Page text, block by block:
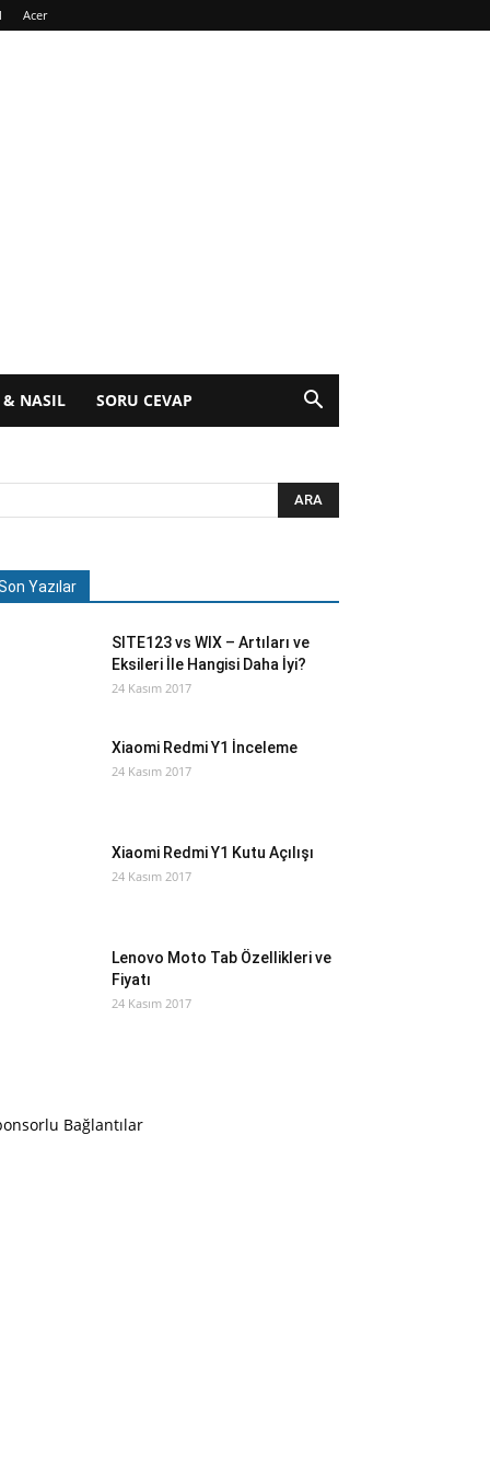
Acer
& NASIL SORU CEVAP
Yazılar
SITE123 vs WIX – Artıları ve
Eksileri İle Hangisi Daha İyi?
24 Kasım 2017
Xiaomi Redmi Y1 İnceleme
24 Kasım 2017
Xiaomi Redmi Y1 Kutu Açılışı
24 Kasım 2017
Lenovo Moto Tab Özellikleri ve
Fiyatı
24 Kasım 2017
Bağlantılar